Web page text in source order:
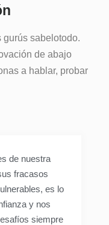
gurús sabelotodo.
de abajo
a hablar, probar
de nuestra
fracasos
es lo
y nos
siempre